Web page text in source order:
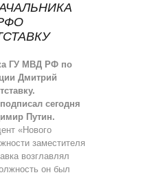
ГУ МВД РФ по
Дмитрий
сегодня
Путин.
«Нового
заместителя
возглавлял
он был